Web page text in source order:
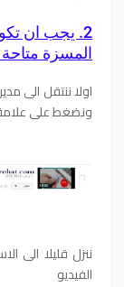
المسزة متاحة
اولا ننتقل الى
ونضغط على علامة
ننزل قليلا الى
الفيديو